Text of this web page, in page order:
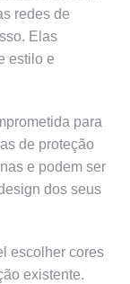
redes de
Elas
estilo e
para
de proteção
e podem ser
dos seus
escolher cores
existente.